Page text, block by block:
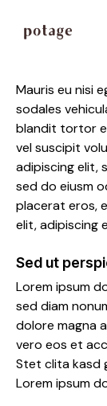
Mauris eu nisi
sodales
blandit tortor
vel suscipit
adipiscing elit,
sed do eiusm
placerat eros,
elit, adipiscing
Sed ut
Lorem ipsum
sed diam
dolore magna
vero eos et
Stet clita kasd
Lorem ipsum